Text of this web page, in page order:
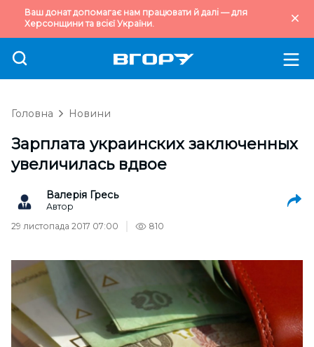
Ваш донат допомагає нам працювати й далі — для
Херсонщини та всієї України.
Головна Новини
Зарплата украинских заключенных
увеличилась вдвое
Валерія Гресь
Автор
29 листопада 2017 07:00
810